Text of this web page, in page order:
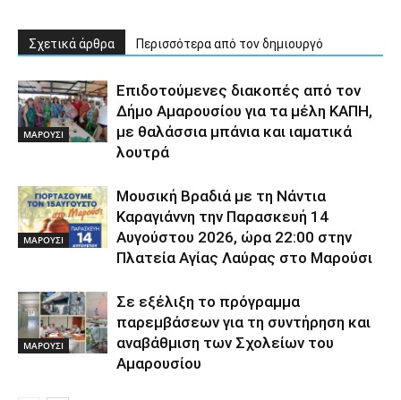
Σχετικά άρθρα Περισσότερα από τον δημιουργό
ΜΑΡΟΥΣΙ
Επιδοτούμενες διακοπές από τον
Δήμο Αμαρουσίου για τα μέλη ΚΑΠΗ,
με θαλάσσια μπάνια και ιαματικά
λουτρά
ΜΑΡΟΥΣΙ
Μουσική Βραδιά με τη Νάντια
Καραγιάννη την Παρασκευή 14
Αυγούστου 2026, ώρα 22:00 στην
Πλατεία Αγίας Λαύρας στο Μαρούσι
ΜΑΡΟΥΣΙ
Σε εξέλιξη το πρόγραμμα
παρεμβάσεων για τη συντήρηση και
αναβάθμιση των Σχολείων του
Αμαρουσίου